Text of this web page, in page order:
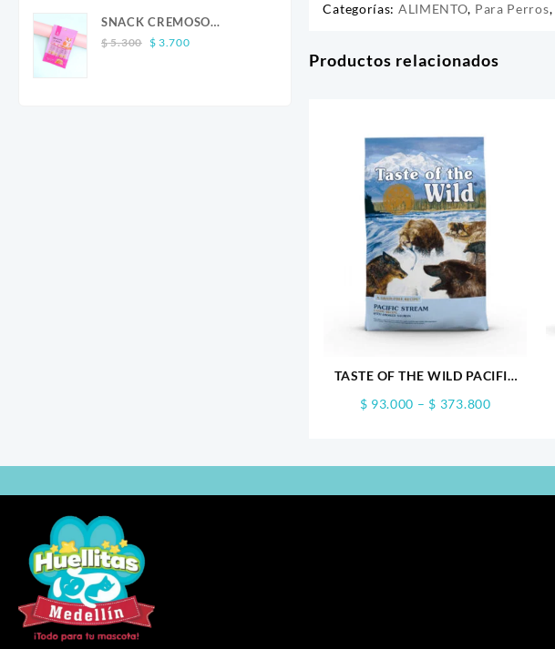
SNACK CREMOSO
CALABAZA POLLO Y
$5.300
Original
$ 3.700Current
Categorías: ALIMENTO, Para Perros,
Productos relacionados
TASTE OF THE WILD PACIFIC
$ 93.000 – $ 373.800Price